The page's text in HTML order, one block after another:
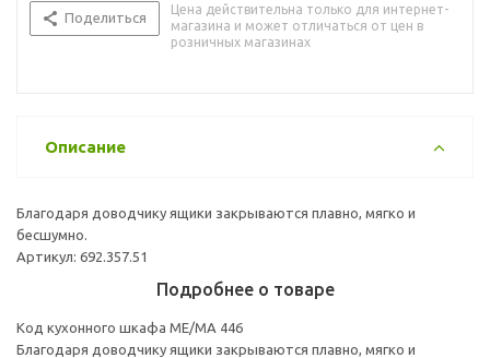
Поделиться
Цена действительна только для интернет-
магазина и может отличаться от цен в
розничных магазинах
Описание
Благодаря доводчику ящики закрываются плавно, мягко и
бесшумно.
Артикул: 692.357.51
Подробнее о товаре
Код кухонного шкафа ME/MA 446
Благодаря доводчику ящики закрываются плавно, мягко и